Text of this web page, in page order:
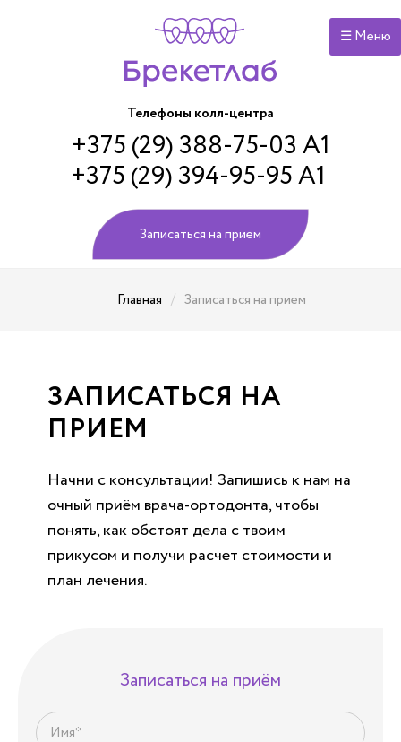
☰ Меню
Телефоны колл-центра
+375 (29) 388-75-03 А1
+375 (29) 394-95-95 А1
Записаться на прием
Главная / Записаться на прием
ЗАПИСАТЬСЯ НА
ПРИЕМ
Начни с консультации! Запишись к нам на
очный приём врача-ортодонта, чтобы
понять, как обстоят дела с твоим
прикусом и получи расчет стоимости и
план лечения.
Записаться на приём